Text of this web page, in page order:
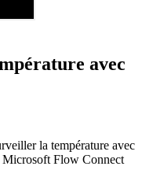
avec
la température avec
Microsoft Flow Connect